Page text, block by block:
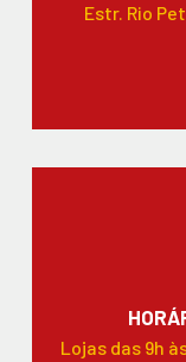
Estr. Rio
Lojas das 9h